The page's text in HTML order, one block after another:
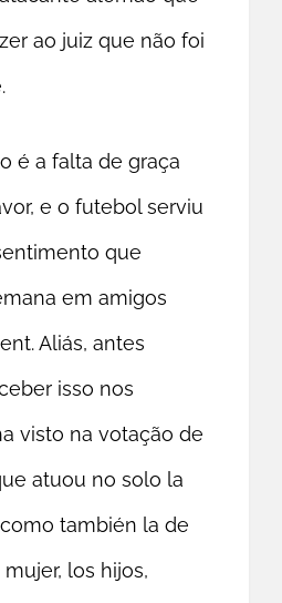
ao juiz que não foi
é a falta de graça
e o futebol serviu
que
em amigos
Aliás, antes
isso nos
visto na votação de
atuou no solo la
también la de
los hijos,